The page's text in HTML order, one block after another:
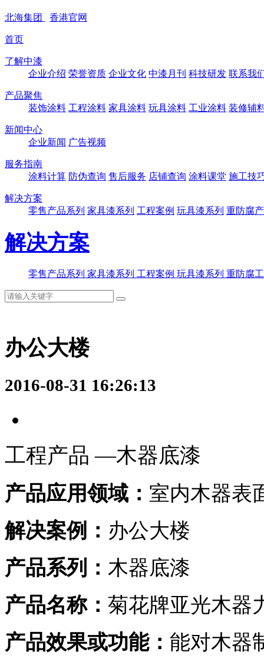
北海集团 香港官网
首页
了解中漆
企业介绍 荣誉资质 企业文化 中漆月刊 科技研发 联系我
产品聚焦
装饰涂料 工程涂料 家具涂料 玩具涂料 工业涂料 装修辅
新闻中心
企业新闻 广告视频
服务指南
涂料计算 防伪查询 售后服务 店铺查询 涂料课堂 施工技
解决方案
零售产品系列 家具漆系列 工程案例 玩具漆系列 重防腐
解决方案
零售产品系列 家具漆系列 工程案例 玩具漆系列 重防腐
办公大楼
2016-08-31 16:26:13
工程产品 —木器底漆
产品应用领域： 室内木器表
解决案例： 办公大楼
产品系列： 木器底漆
产品名称： 菊花牌亚光木器
产品效果或功能： 能对木器